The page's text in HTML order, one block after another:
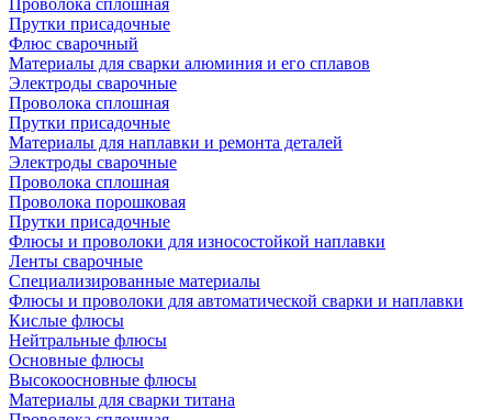
Проволока сплошная
Прутки присадочные
Флюс сварочный
Материалы для сварки алюминия и его сплавов
Электроды сварочные
Проволока сплошная
Прутки присадочные
Материалы для наплавки и ремонта деталей
Электроды сварочные
Проволока сплошная
Проволока порошковая
Прутки присадочные
Флюсы и проволоки для износостойкой наплавки
Ленты сварочные
Специализированные материалы
Флюсы и проволоки для автоматической сварки и наплавки
Кислые флюсы
Нейтральные флюсы
Основные флюсы
Высокоосновные флюсы
Материалы для сварки титана